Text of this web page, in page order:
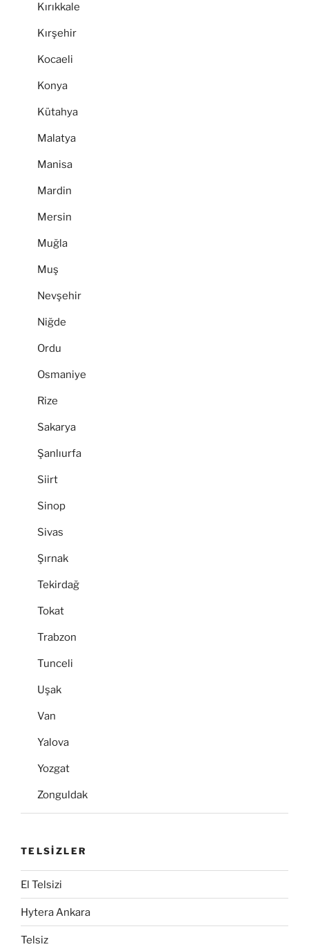
Kırıkkale
Kırşehir
Kocaeli
Konya
Kütahya
Malatya
Manisa
Mardin
Mersin
Muğla
Muş
Nevşehir
Niğde
Ordu
Osmaniye
Rize
Sakarya
Şanlıurfa
Siirt
Sinop
Sivas
Şırnak
Tekirdağ
Tokat
Trabzon
Tunceli
Uşak
Van
Yalova
Yozgat
Zonguldak
TELSİZLER
El Telsizi
Hytera Ankara
Telsiz